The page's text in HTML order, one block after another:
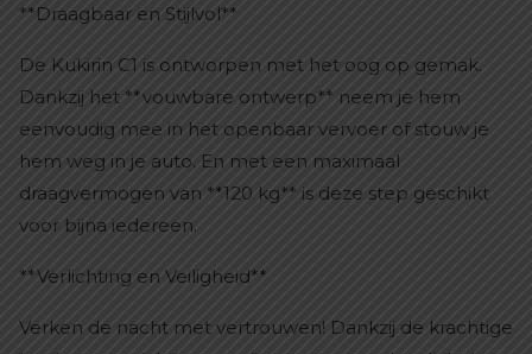
**Draagbaar en Stijlvol**
De Kukirin C1 is ontworpen met het oog op gemak.
Dankzij het **vouwbare ontwerp** neem je hem
eenvoudig mee in het openbaar vervoer of stouw je
hem weg in je auto. En met een maximaal
draagvermogen van **120 kg** is deze step geschikt
voor bijna iedereen.
**Verlichting en Veiligheid**
Verken de nacht met vertrouwen! Dankzij de krachtige